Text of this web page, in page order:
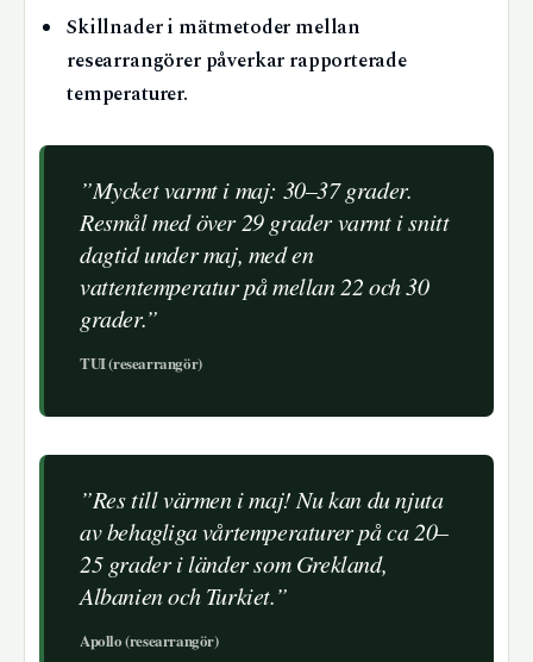
Skillnader i mätmetoder mellan
researrangörer påverkar rapporterade
temperaturer.
”Mycket varmt i maj: 30–37 grader.
Resmål med över 29 grader varmt i snitt
dagtid under maj, med en
vattentemperatur på mellan 22 och 30
grader.”
TUI (researrangör)
”Res till värmen i maj! Nu kan du njuta
av behagliga vårtemperaturer på ca 20–
25 grader i länder som Grekland,
Albanien och Turkiet.”
Apollo (researrangör)